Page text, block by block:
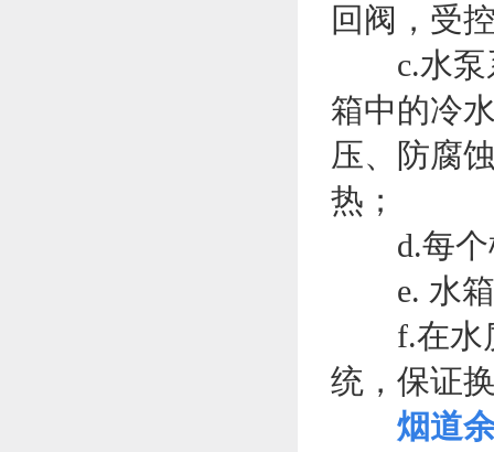
回阀，受
c.水泵系
箱中的冷
压、防腐
热；
d.每个槽
e. 水箱
f.在水质
统，保证
烟道